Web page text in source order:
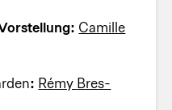
Camille
: Rémy Bres-